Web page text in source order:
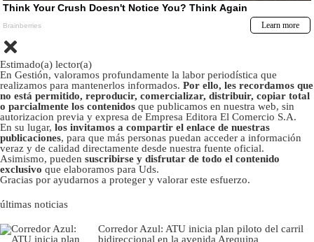
Estimado(a) lector(a)
En Gestión, valoramos profundamente la labor periodística que
realizamos para mantenerlos informados. Por ello, les recordamos que
no está permitido, reproducir, comercializar, distribuir, copiar total
o parcialmente los contenidos que publicamos en nuestra web, sin
autorizacion previa y expresa de Empresa Editora El Comercio S.A.
En su lugar, los invitamos a compartir el enlace de nuestras
publicaciones, para que más personas puedan acceder a información
veraz y de calidad directamente desde nuestra fuente oficial.
Asimismo, pueden suscribirse y disfrutar de todo el contenido
exclusivo que elaboramos para Uds.
Gracias por ayudarnos a proteger y valorar este esfuerzo.
últimas noticias
Corredor Azul: ATU inicia plan piloto del carril
bidireccional en la avenida Arequipa